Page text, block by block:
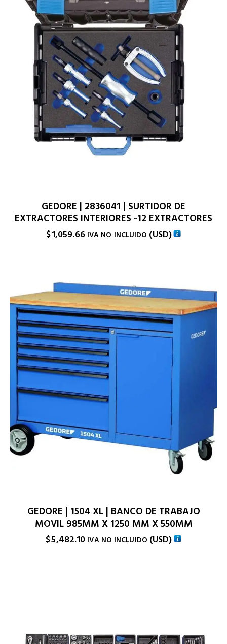
GEDORE | 2836041 | SURTIDOR DE
EXTRACTORES INTERIORES -12 EXTRACTORES
$1,059.66 IVA NO INCLUIDO (USD)
GEDORE | 1504 XL | BANCO DE TRABAJO
MOVIL 985MM X 1250 MM X 550MM
$5,482.10 IVA NO INCLUIDO (USD)